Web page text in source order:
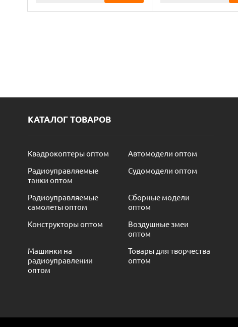
КАТАЛОГ ТОВАРОВ
Квадрокоптеры оптом
Автомодели оптом
Радиоуправляемые
танки оптом
Судомодели оптом
Радиоуправляемые
самолеты оптом
Сборные модели
оптом
Конструкторы оптом
Воздушные змеи
оптом
Машинки на
радиоуправлении
оптом
Товары для творчества
оптом